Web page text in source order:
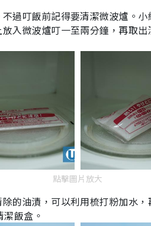
過叮飯前記得要清潔微波爐。
入微波爐叮一至兩分鐘，再取
點擊圖片放大
的油漬，可以利用梳打粉加水
飯盒。